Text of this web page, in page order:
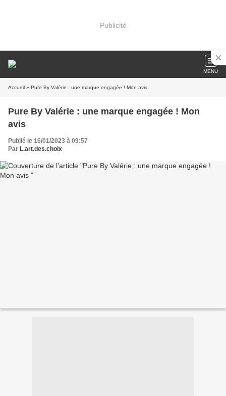
Publicité
MENU
Accueil » Pure By Valérie : une marque engagée ! Mon avis
Pure By Valérie : une marque engagée ! Mon
avis
Publié le 16/01/2023 à 09:57
Par L.art.des.choix